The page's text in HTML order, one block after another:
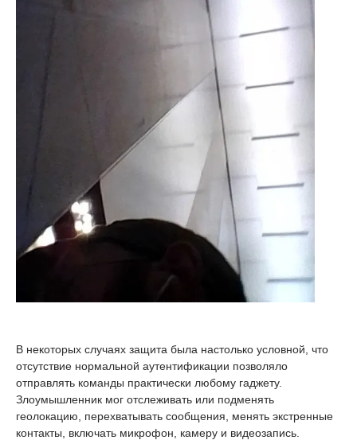
В некоторых случаях защита была настолько условной, что
отсутствие нормальной аутентификации позволяло
отправлять команды практически любому гаджету.
Злоумышленник мог отслеживать или подменять
геолокацию, перехватывать сообщения, менять экстренные
контакты, включать микрофон, камеру и видеозапись.